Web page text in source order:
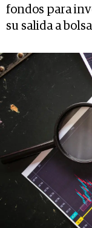
fondos para
su salida a bolsa